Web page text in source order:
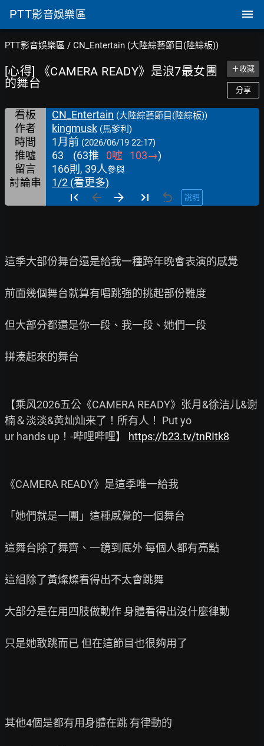
PTT影音娛樂區
PTT影音娛樂區 / CN_Entertain (大陸綜藝節目(陸綜板))
[心得] 《CAMERA READY》是浪7最女團
的舞台
＋收藏
分享
看板 CN_Entertain (大陸綜藝節目(陸綜板))
作者 kingmusk (馬爹利)
時間 1月前 (2026/06/19 22:17)
推噓 63 (63推 0噓 103→)
留言
166則, 39人參與
討論串 1/2 (看更多)
說明
這季大部份舞台還是給我一種跨年晚會表演的感覺
前面幾個舞台就算有唱跳強的挑起部份難度
但大部分都還是你一段、我一段、她們一段
拼湊起來的舞台
【乘风2026五公《CAMERA READY》张月&徐洁儿&谢
楠＆淡淡&黄灿灿来了！所有人！ Put yo
ur hands up！-哔哩哔哩】 https://b23.tv/tnRItk8
《CAMERA READY》是這季唯一給我
「她們就是一團」這種感覺的一個舞台
這舞台除了舞齊、一鏡到底外 每個人都有亮點
這組除了黃燦燦看得出不太會跳舞
大部分是在用四肢做動作 身體看得出沒什麼律動
只是她敢跳而已 但在這節目也很夠用了
其他4個是都有用身體在跳 有律動的